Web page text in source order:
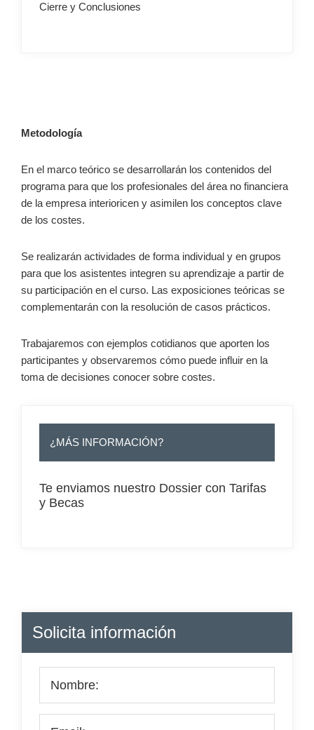
Cierre y Conclusiones
Metodología
En el marco teórico se desarrollarán los contenidos del
programa para que los profesionales del área no financiera
de la empresa interioricen y asimilen los conceptos clave
de los costes.
Se realizarán actividades de forma individual y en grupos
para que los asistentes integren su aprendizaje a partir de
su participación en el curso. Las exposiciones teóricas se
complementarán con la resolución de casos prácticos.
Trabajaremos con ejemplos cotidianos que aporten los
participantes y observaremos cómo puede influir en la
toma de decisiones conocer sobre costes.
¿MÁS INFORMACIÓN?
Te enviamos nuestro Dossier con Tarifas
y Becas
Barra
lateral
principal
Solicita información